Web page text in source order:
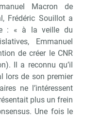
Macron de
Frédéric Souillot a
: « à la veille du
Emmanuel
de créer le CNR
Il a reconnu qu’il
lors de son premier
ne l’intéressent
plus un frein
Une fois le